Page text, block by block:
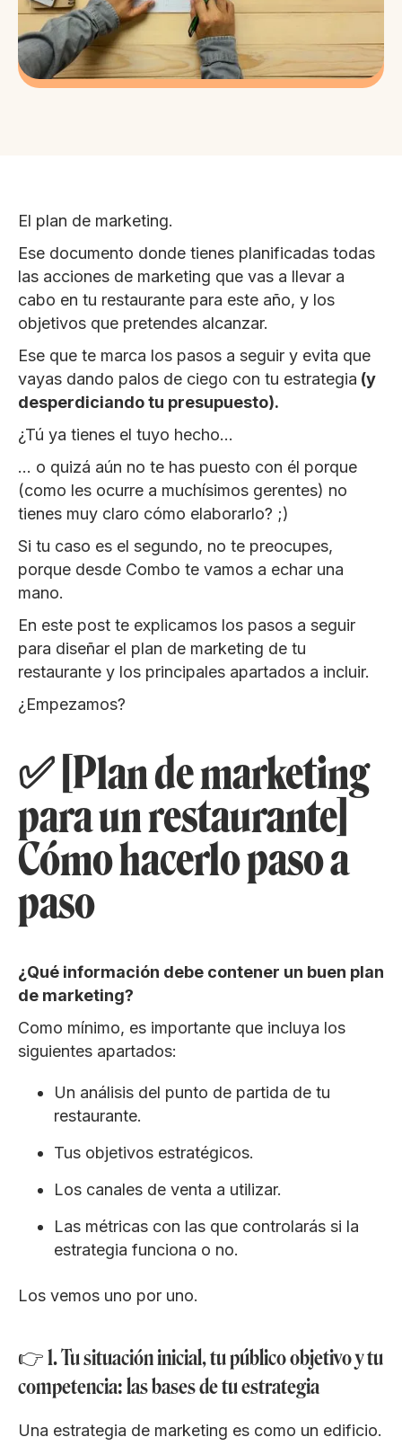
El plan de marketing.
Ese documento donde tienes planificadas todas
las acciones de marketing que vas a llevar a
cabo en tu restaurante para este año, y los
objetivos que pretendes alcanzar.
Ese que te marca los pasos a seguir y evita que
vayas dando palos de ciego con tu estrategia (y
desperdiciando tu presupuesto).
¿Tú ya tienes el tuyo hecho…
… o quizá aún no te has puesto con él porque
(como les ocurre a muchísimos gerentes) no
tienes muy claro cómo elaborarlo? ;)
Si tu caso es el segundo, no te preocupes,
porque desde Combo te vamos a echar una
mano.
En este post te explicamos los pasos a seguir
para diseñar el plan de marketing de tu
restaurante y los principales apartados a incluir.
¿Empezamos?
✅ [Plan de marketing
para un restaurante]
Cómo hacerlo paso a
paso
¿Qué información debe contener un buen plan
de marketing?
Como mínimo, es importante que incluya los
siguientes apartados:
Un análisis del punto de partida de tu
restaurante.
Tus objetivos estratégicos.
Los canales de venta a utilizar.
Las métricas con las que controlarás si la
estrategia funciona o no.
Los vemos uno por uno.
👉 1. Tu situación inicial, tu público objetivo y tu
competencia: las bases de tu estrategia
Una estrategia de marketing es como un edificio.